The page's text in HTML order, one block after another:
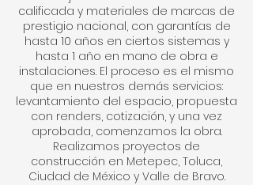
calificada y materiales de marcas de
prestigio nacional, con garantías de
hasta 10 años en ciertos sistemas y
hasta 1 año en mano de obra e
instalaciones. El proceso es el mismo
que en nuestros demás servicios:
levantamiento del espacio, propuesta
con renders, cotización, y una vez
aprobada, comenzamos la obra.
Realizamos proyectos de
construcción en Metepec, Toluca,
Ciudad de México y Valle de Bravo.